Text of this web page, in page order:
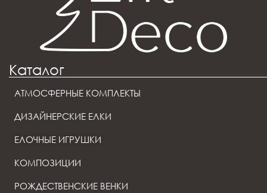
Каталог
АТМОСФЕРНЫЕ КОМПЛЕКТЫ
ДИЗАЙНЕРСКИЕ ЕЛКИ
ЕЛОЧНЫЕ ИГРУШКИ
КОМПОЗИЦИИ
РОЖДЕСТВЕНСКИЕ ВЕНКИ